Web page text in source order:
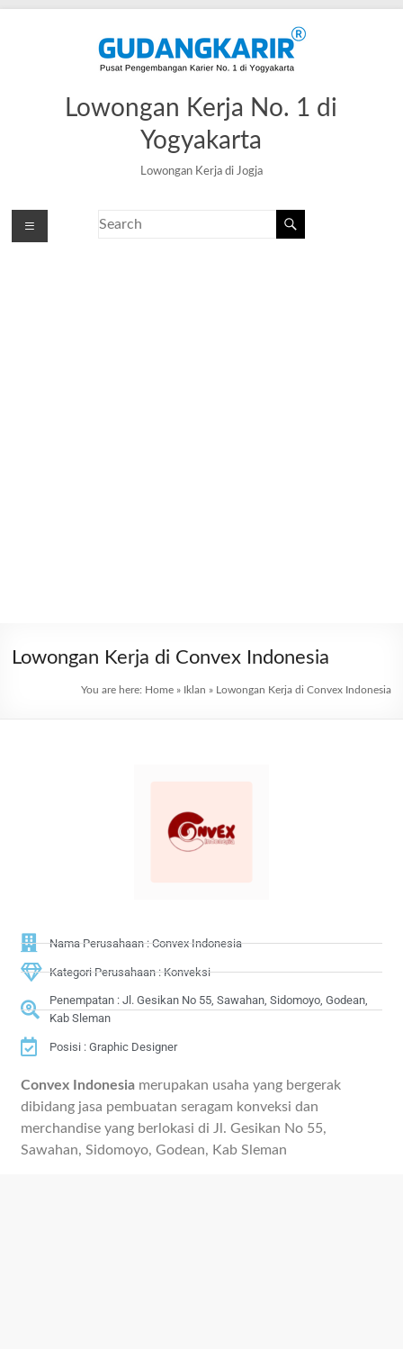
Lowongan Kerja No. 1 di
Yogyakarta
Lowongan Kerja di Jogja
Lowongan Kerja di Convex Indonesia
You are here: Home» Iklan » Lowongan Kerja di Convex Indonesia
Nama Perusahaan : Convex Indonesia
Kategori Perusahaan : Konveksi
Penempatan : Jl. Gesikan No 55, Sawahan, Sidomoyo, Godean,
Kab Sleman
Posisi : Graphic Designer
Convex Indonesia merupakan usaha yang bergerak
dibidang jasa pembuatan seragam konveksi dan
merchandise yang berlokasi di Jl. Gesikan No 55,
Sawahan, Sidomoyo, Godean, Kab Sleman